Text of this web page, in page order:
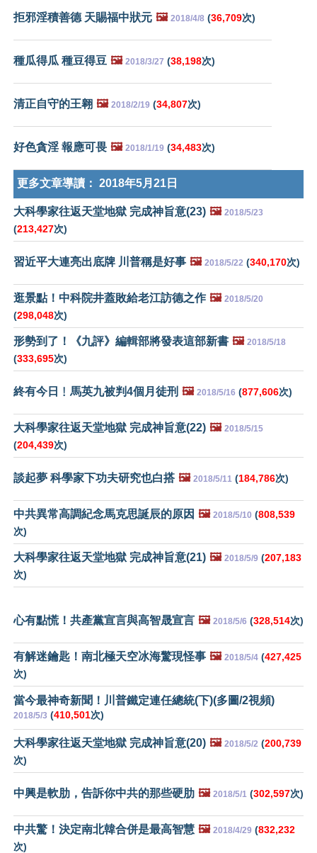
拒邪淫積善德 天賜福中狀元 🖼️ 2018/4/8 (36,709次)
種瓜得瓜 種豆得豆 🖼️ 2018/3/27 (38,198次)
清正自守的王翱 🖼️ 2018/2/19 (34,807次)
好色貪淫 報應可畏 🖼️ 2018/1/19 (34,483次)
更多文章導讀： 2018年5月21日
大科學家往返天堂地獄 完成神旨意(23) 🖼️ 2018/5/23
(213,427次)
習近平大連亮出底牌 川普稱是好事 🖼️ 2018/5/22 (340,170次)
逛景點！中科院井蓋敗給老江訪德之作 🖼️ 2018/5/20
(298,048次)
形勢到了！《九評》編輯部將發表這部新書 🖼️ 2018/5/18
(333,695次)
終有今日﹗馬英九被判4個月徒刑 🖼️ 2018/5/16 (877,606次)
大科學家往返天堂地獄 完成神旨意(22) 🖼️ 2018/5/15
(204,439次)
談起夢 科學家下功夫研究也白搭 🖼️ 2018/5/11 (184,786次)
中共異常高調紀念馬克思誕辰的原因 🖼️ 2018/5/10 (808,539
次)
大科學家往返天堂地獄 完成神旨意(21) 🖼️ 2018/5/9 (207,183
次)
心有點慌！共產黨宣言與高智晟宣言 🖼️ 2018/5/6 (328,514次)
有解迷鑰匙！南北極天空冰海驚現怪事 🖼️ 2018/5/4 (427,425
次)
當今最神奇新聞！川普鐵定連任總統(下)(多圖/2視頻)
2018/5/3 (410,501次)
大科學家往返天堂地獄 完成神旨意(20) 🖼️ 2018/5/2 (200,739
次)
中興是軟肋，告訴你中共的那些硬肋 🖼️ 2018/5/1 (302,597次)
中共驚！決定南北韓合併是最高智慧 🖼️ 2018/4/29 (832,232
次)